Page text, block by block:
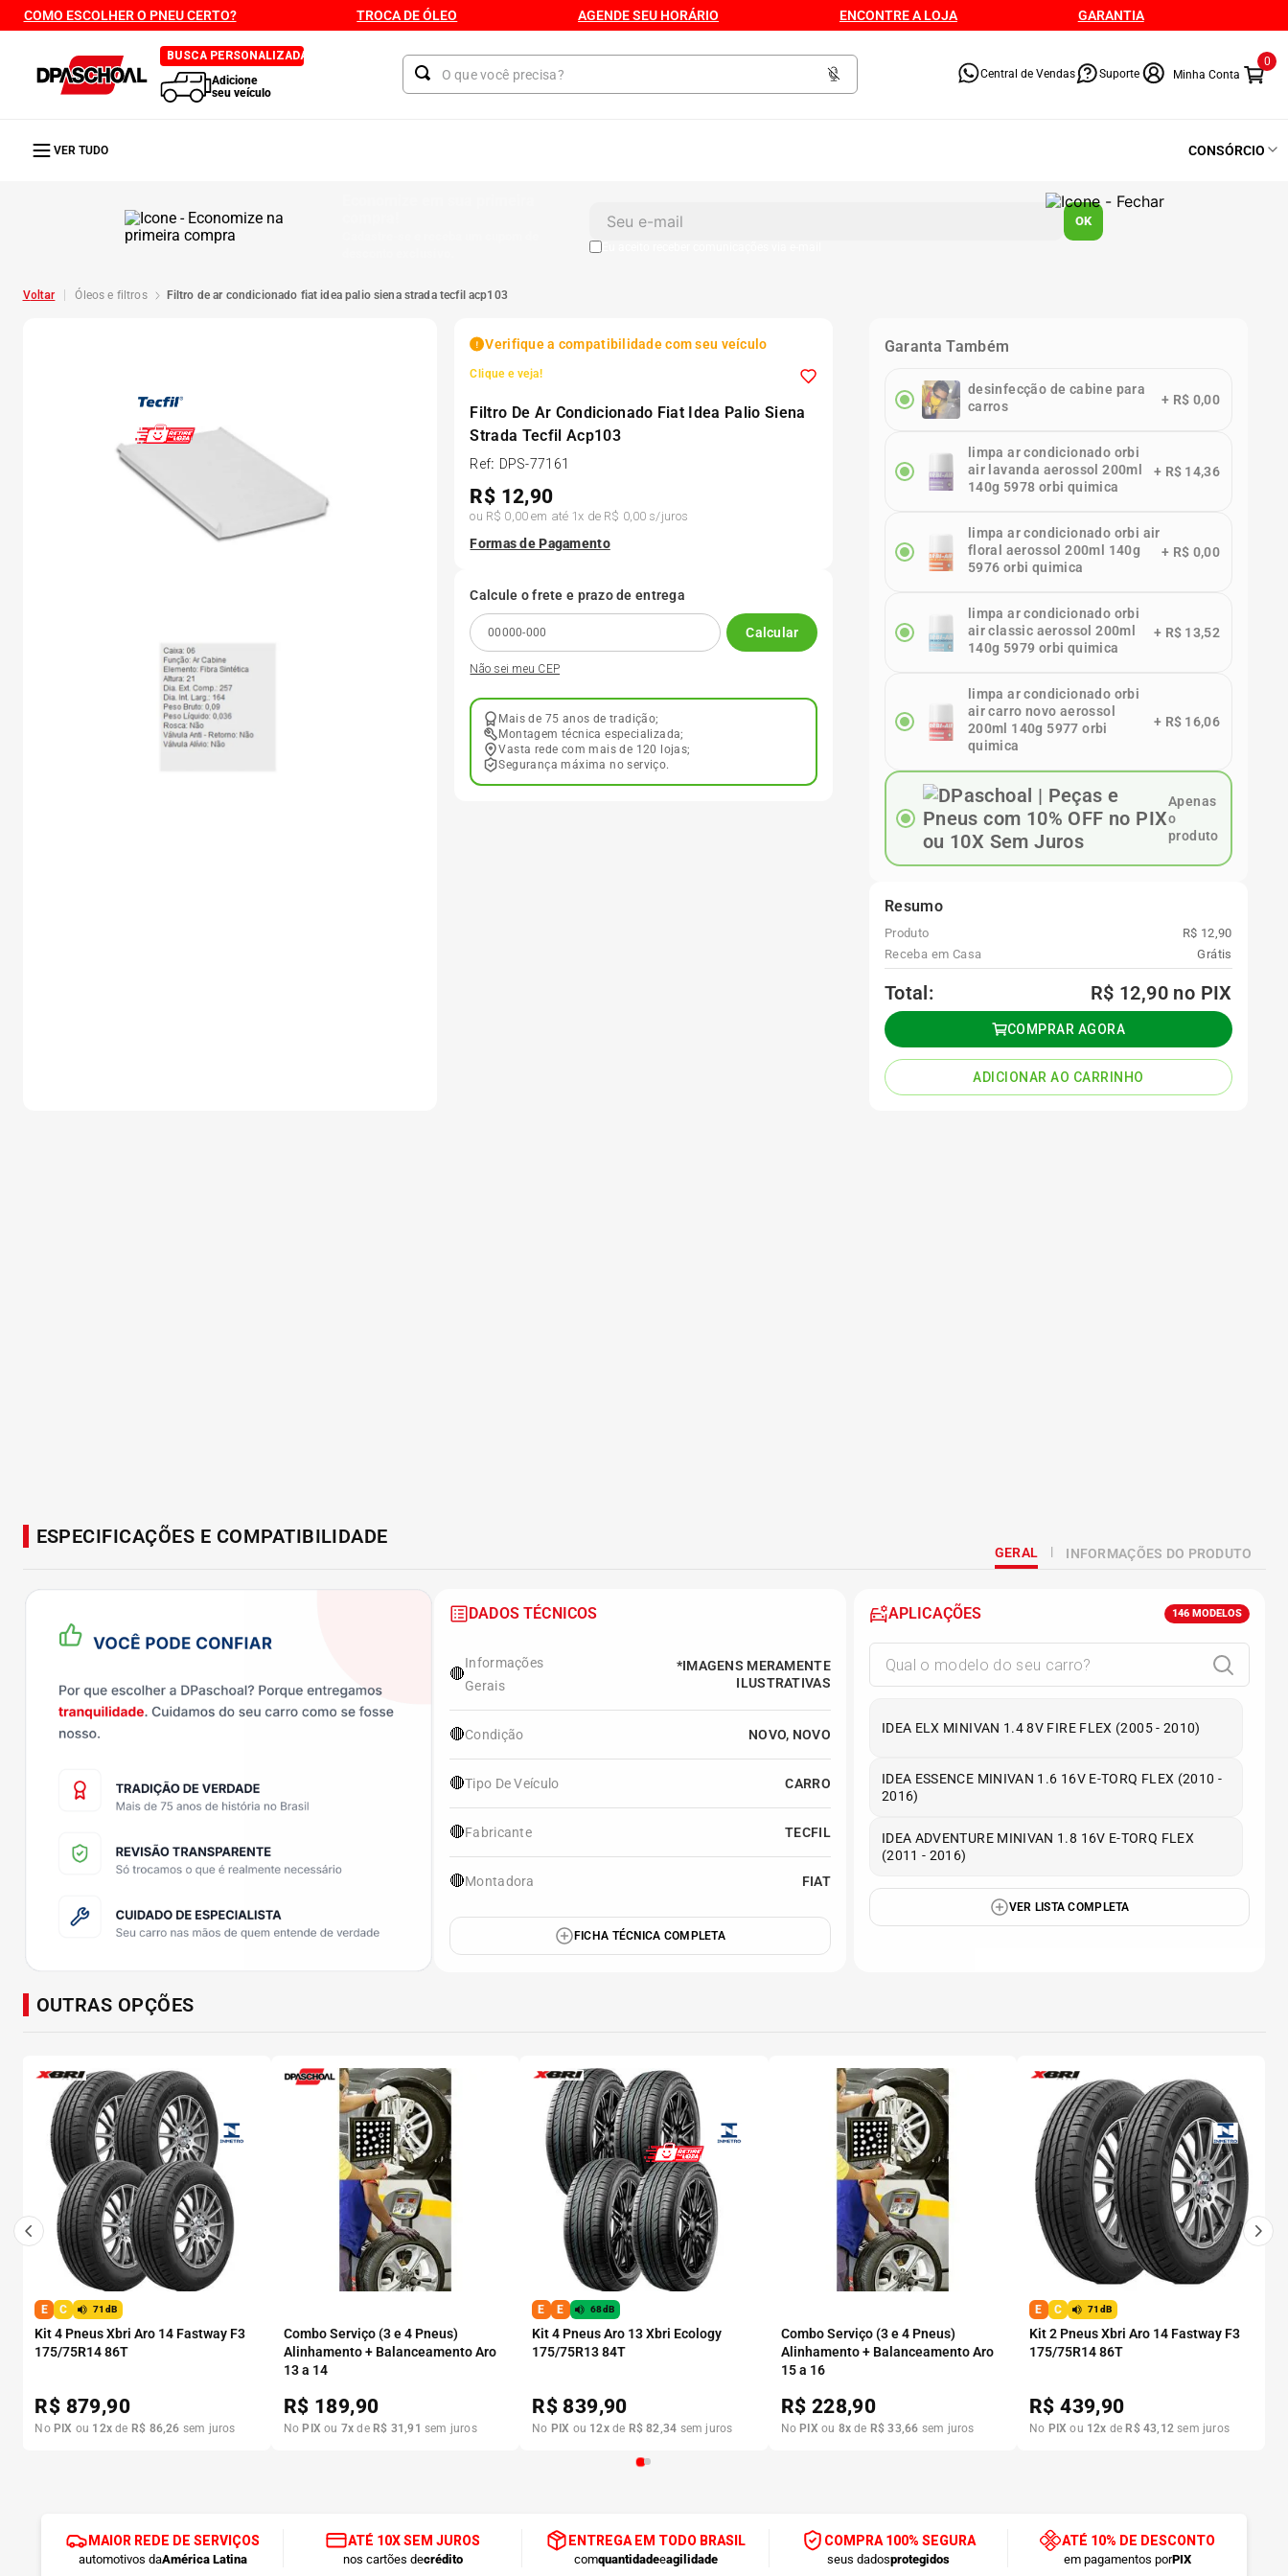
COMO ESCOLHER O PNEU CERTO? TROCA DE ÓLEO AGENDE SEU HORÁRIO ENCONTRE A LOJA GARANTIA
BUSCA PERSONALIZADA
Adicione
seu veículo
Central de Vendas Suporte
0
VER TUDO CONSÓRCIO
OK
Eu aceito receber comunicações via e-mail
óleos e filtros filtro de ar condicionado fiat idea palio siena strada tecfil acp103
Verifique a compatibilidade com seu veículo
Clique e veja!
Filtro De Ar Condicionado Fiat Idea Palio Siena
Strada Tecfil Acp103
Ref: DPS-77161
R$ 12,90
ou R$ 0,00 em até 1x de R$ 0,00 s/juros
Formas de Pagamento
Calcule o frete e prazo de entrega
Calcular
Não sei meu CEP
Mais de 75 anos de tradição;
Montagem técnica especializada;
Vasta rede com mais de 120 lojas;
Segurança máxima no serviço.
Garanta Também
desinfecção de cabine para
carros
+ R$ 0,00
limpa ar condicionado orbi
air lavanda aerossol 200ml
140g 5978 orbi quimica
+ R$ 14,36
limpa ar condicionado orbi air
floral aerossol 200ml 140g
5976 orbi quimica
+ R$ 0,00
limpa ar condicionado orbi
air classic aerossol 200ml
140g 5979 orbi quimica
+ R$ 13,52
limpa ar condicionado orbi
air carro novo aerossol
200ml 140g 5977 orbi
quimica
+ R$ 16,06
Apenas
o
produto
Resumo
Produto
R$ 12,90
Receba em Casa
Grátis
Total: R$ 12,90 no PIX
COMPRAR AGORA
ADICIONAR AO CARRINHO
ESPECIFICAÇÕES E COMPATIBILIDADE
GERAL INFORMAÇÕES DO PRODUTO
DADOS TÉCNICOS
🔴
Informações
Gerais
*IMAGENS MERAMENTE
ILUSTRATIVAS
🔴Condição NOVO, NOVO
🔴Tipo De Veículo CARRO
🔴Fabricante TECFIL
🔴Montadora FIAT
FICHA TÉCNICA COMPLETA
APLICAÇÕES 146 MODELOS
IDEA ELX MINIVAN 1.4 8V FIRE FLEX (2005 - 2010)
IDEA ESSENCE MINIVAN 1.6 16V E-TORQ FLEX (2010 -
2016)
IDEA ADVENTURE MINIVAN 1.8 16V E-TORQ FLEX
(2011 - 2016)
VER LISTA COMPLETA
OUTRAS OPÇÕES
E C 71dB
Kit 4 Pneus Xbri Aro 14 Fastway F3
175/75R14 86T
R$ 879,90
No PIX ou 12x de R$ 86,26 sem juros
Combo Serviço (3 e 4 Pneus)
Alinhamento + Balanceamento Aro
13 a 14
R$ 189,90
No PIX ou 7x de R$ 31 ,91 sem juros
E E 68dB
Kit 4 Pneus Aro 13 Xbri Ecology
175/75R13 84T
R$ 839,90
No PIX ou 12xde R$ 82,34 sem juros
Combo Serviço (3 e 4 Pneus)
Alinhamento + Balanceamento Aro
15 a 16
R$ 228,90
No PIX ou 8x de R$ 33,66 sem juros
E C 71dB
Kit 2 Pneus Xbri Aro 14 Fastway F3
175/75R14 86T
R$439,90
No PIX ou 12x de R$ 43, 12 sem juros
MAIOR REDE DE SERVIÇOS
automotivos daAmérica Latina
ATÉ 10X SEM JUROS
nos cartões decrédito
ENTREGA EM TODO BRASIL
comquantidadeeagilidade
COMPRA 100% SEGURA
seus dadosprotegidos
ATÉ 10% DE DESCONTO
em pagamentos porPIX
3º Bproauto
175 65r14
Kit 4 Pneu Xbri Aro 13
175 70r14
185 60r15
205 55r16
Pneu